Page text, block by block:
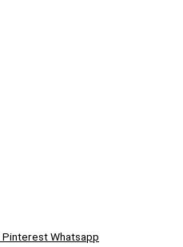
PinterestWhatsapp